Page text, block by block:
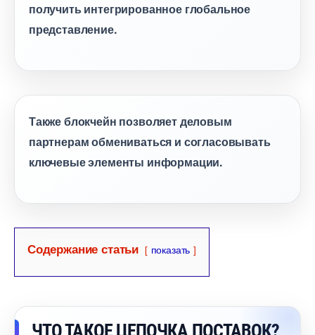
получить интегрированное глобальное
представление.
Также блокчейн позволяет деловым
партнерам обмениваться и согласовывать
ключевые элементы информации.
Содержание статьи показать
ЧТО ТАКОЕ ЦЕПОЧКА ПОСТАВОК?